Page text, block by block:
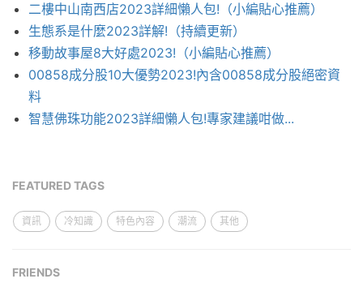
二樓中山南西店2023詳細懶人包!（小編貼心推薦）
生態系是什麼2023詳解!（持續更新）
移動故事屋8大好處2023!（小編貼心推薦）
00858成分股10大優勢2023!內含00858成分股絕密資
料
智慧佛珠功能2023詳細懶人包!專家建議咁做...
FEATURED TAGS
資訊 冷知識 特色內容 潮流 其他
FRIENDS